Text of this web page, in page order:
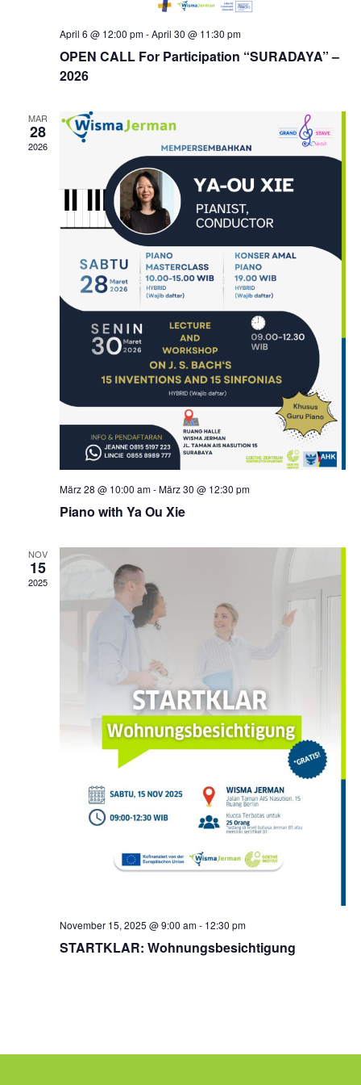
April 6 @ 12:00 pm-April 30 @ 11:30 pm
OPEN CALL For Participation “SURADAYA” –
2026
MAR
28
2026
März 28 @ 10:00 am-März 30 @ 12:30 pm
Piano with Ya Ou Xie
NOV
15
2025
November 15, 2025 @ 9:00 am- 12:30 pm
STARTKLAR: Wohnungsbesichtigung